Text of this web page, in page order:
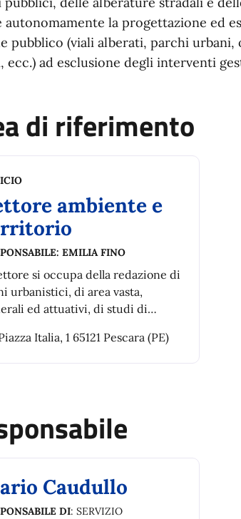
autonomamente la progettazione ed
pubblico (viali alberati, parchi
ecc.) ad esclusione degli interventi
di riferimento
ambiente e
EMILIA FINO
si occupa della redazione di
urbanistici, di area vasta,
ed attuativi, di studi di
Italia, 1 65121 Pescara (PE)
Caudullo
DI: SERVIZIO